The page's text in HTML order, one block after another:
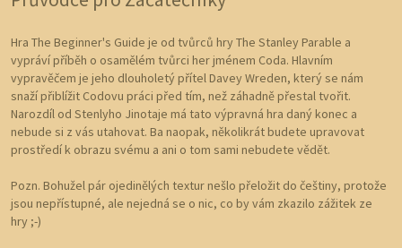
Hra The Beginner's Guide je od tvůrců hry The Stanley Parable a
vypráví příběh o osamělém tvůrci her jménem Coda. Hlavním
vypravěčem je jeho dlouholetý přítel Davey Wreden, který se nám
snaží přiblížit Codovu práci před tím, než záhadně přestal tvořit.
Narozdíl od Stenlyho Jinotaje má tato výpravná hra daný konec a
nebude si z vás utahovat. Ba naopak, několikrát budete upravovat
prostředí k obrazu svému a ani o tom sami nebudete vědět.
Pozn. Bohužel pár ojedinělých textur nešlo přeložit do češtiny, protože
jsou nepřístupné, ale nejedná se o nic, co by vám zkazilo zážitek ze
hry ;-)